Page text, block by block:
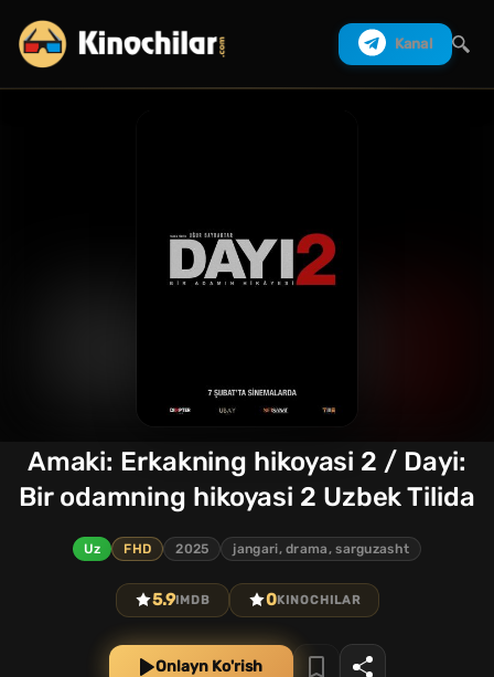
Kanal
Amaki: Erkakning hikoyasi 2 / Dayi:
Bir odamning hikoyasi 2 Uzbek Tilida
Uz FHD 2025 jangari, drama, sarguzasht
5.9IMDB 0KINOCHILAR
Onlayn Ko'rish